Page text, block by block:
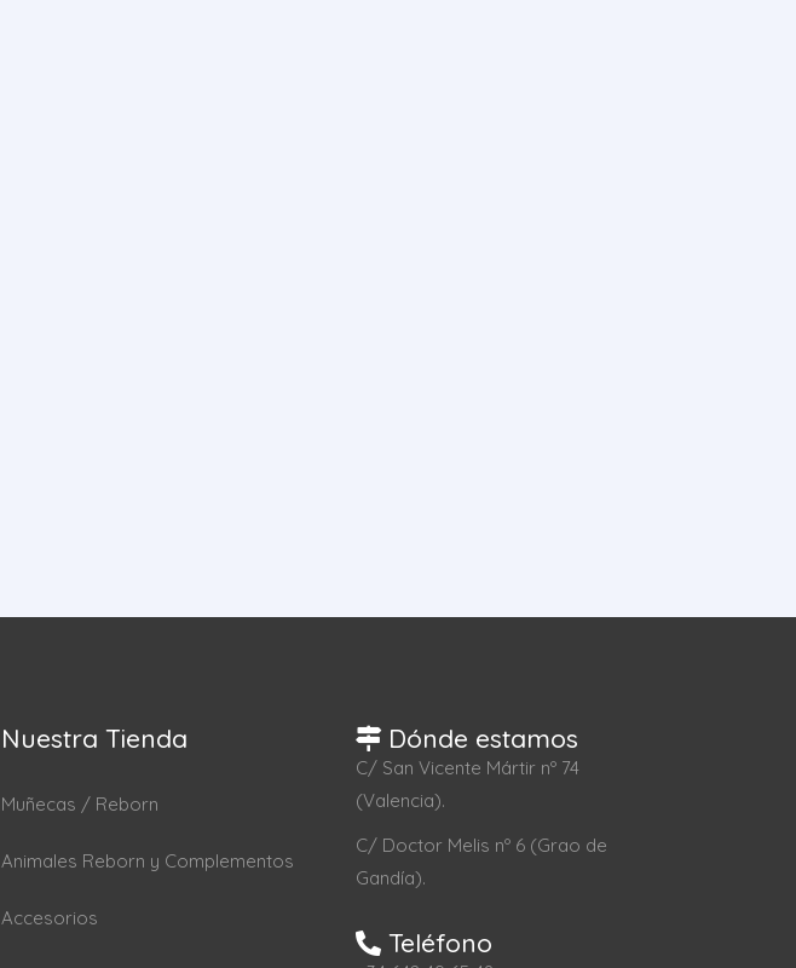
Nuestra Tienda
Muñecas / Reborn
Animales Reborn y Complementos
Accesorios
Dónde estamos
C/ San Vicente Mártir nº 74
(Valencia).
C/ Doctor Melis nº 6 (Grao de
Gandía).
Teléfono